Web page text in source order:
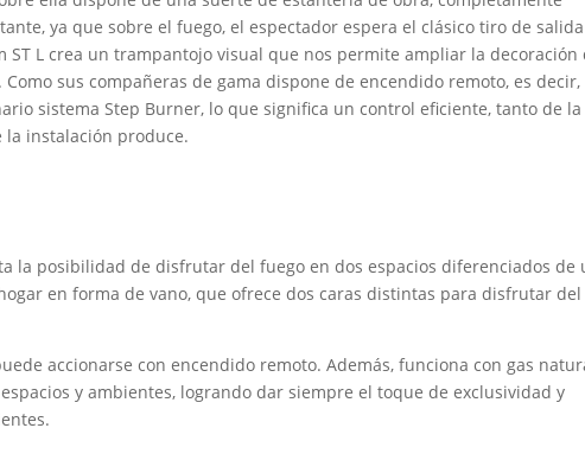
ya que sobre el fuego, el espectador espera el clásico tiro de salida
ST L crea un trampantojo visual que nos permite ampliar la decoración
sus compañeras de gama dispone de encendido remoto, es decir,
sistema Step Burner, lo que significa un control eficiente, tanto de la
la instalación produce.
la posibilidad de disfrutar del fuego en dos espacios diferenciados de
en forma de vano, que ofrece dos caras distintas para disfrutar del
accionarse con encendido remoto. Además, funciona con gas
y ambientes, logrando dar siempre el toque de exclusividad y